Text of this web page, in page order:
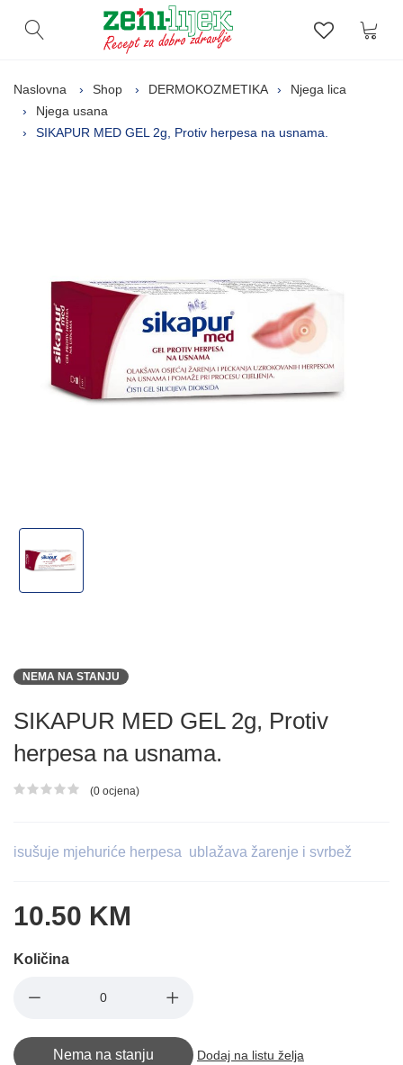
Otvori pretragu Lista
Naslovna Shop DERMOKOZMETIKA
Njega lica
Njega usana
SIKAPUR MED GEL 2g, Protiv herpesa na usnama.
NEMA NA STANJU
SIKAPUR MED GEL 2g, Protiv
herpesa na usnama.
Ocjena proizvoda
(0 ocjena)
isušuje mjehuriće herpesa ublažava žarenje i svrbež
10.50 KM
Količina
Nema na stanju Dodaj na listu želja